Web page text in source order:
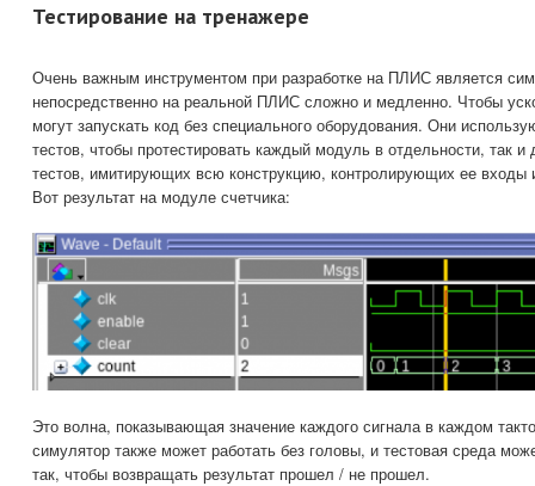
Тестирование на тренажере
Очень важным инструментом при разработке на ПЛИС является
непосредственно на реальной ПЛИС сложно и медленно. Чтобы
могут запускать код без специального оборудования. Они
тестов, чтобы протестировать каждый модуль в отдельности, так
тестов, имитирующих всю конструкцию, контролирующих ее
Вот результат на модуле счетчика:
Это волна, показывающая значение каждого сигнала в каждом
симулятор также может работать без головы, и тестовая среда
так, чтобы возвращать результат прошел / не прошел.